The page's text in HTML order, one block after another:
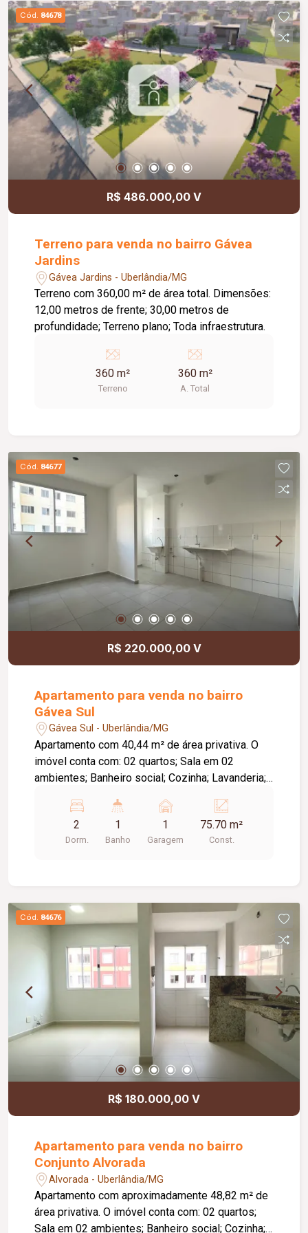
Cód. 84678
R$ 486.000,00 V
Terreno para venda no bairro Gávea
Jardins
Gávea Jardins - Uberlândia/MG
Terreno com 360,00 m² de área total. Dimensões:
12,00 metros de frente; 30,00 metros de
profundidade; Terreno plano; Toda infraestrutura.
360 m²
Terreno
360 m²
A. Total
Cód. 84677
R$ 220.000,00 V
Apartamento para venda no bairro
Gávea Sul
Gávea Sul - Uberlândia/MG
Apartamento com 40,44 m² de área privativa. O
imóvel conta com: 02 quartos; Sala em 02
ambientes; Banheiro social; Cozinha; Lavanderia;
Portaria 24 horas; Portões eletrônicos; Interfone;
Câmeras de segurança; Sistema de alarme; Salão
de festas; Playground; Mercadinho; Gás
proporcionando conforto e praticidade.
Informações complementares: Área construída
2
Dorm.
1
Banho
1
Garagem
75.70 m²
Const.
Cód. 84676
R$ 180.000,00 V
Apartamento para venda no bairro
Conjunto Alvorada
Alvorada - Uberlândia/MG
Apartamento com aproximadamente 48,82 m² de
área privativa. O imóvel conta com: 02 quartos;
Sala em 02 ambientes; Banheiro social; Cozinha;